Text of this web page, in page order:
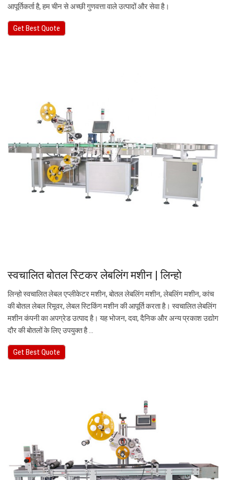
आपूर्तिकर्ता है, हम चीन से अच्छी गुणवत्ता वाले उत्पादों और सेवा है।
Get Best Quote
स्वचालित बोतल स्टिकर लेबलिंग मशीन | लिन्हो
लिन्हो स्वचालित लेबल एप्लीकेटर मशीन, बोतल लेबलिंग मशीन, लेबलिंग मशीन, कांच
की बोतल लेबल रिमूवर, लेबल स्टिकिंग मशीन की आपूर्ति करता है। स्वचालित लेबलिंग
मशीन कंपनी का अपग्रेड उत्पाद है। यह भोजन, दवा, दैनिक और अन्य प्रकाश उद्योग
दौर की बोतलों के लिए उपयुक्त है ...
Get Best Quote